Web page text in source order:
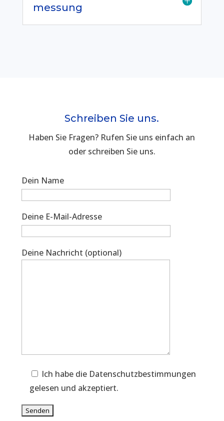
messung
Schreiben Sie uns.
Haben Sie Fragen? Rufen Sie uns einfach an
oder schreiben Sie uns.
Dein Name
Deine E-Mail-Adresse
Deine Nachricht (optional)
Ich habe die Datenschutzbestimmungen
gelesen und akzeptiert.